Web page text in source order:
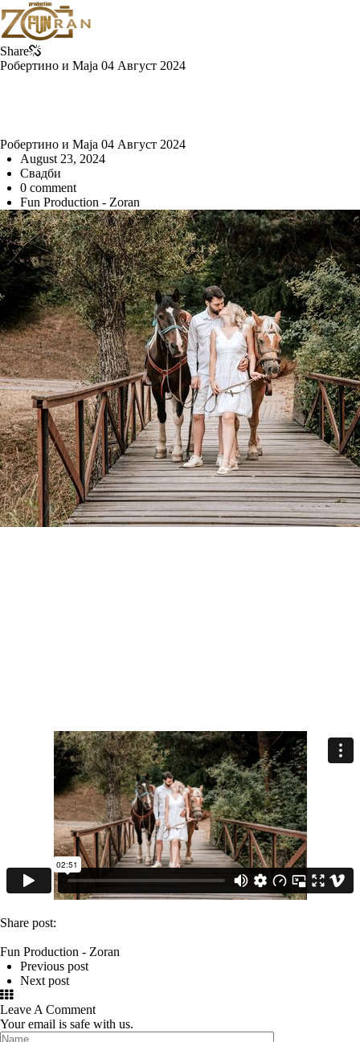
Share
Робертино и Маја 04 Август 2024
Робертино и Маја 04 Август 2024
August 23, 2024
Свадби
0 comment
Fun Production - Zoran
Share post:
Fun Production - Zoran
Previous post
Next post
Leave A Comment
Your email is safe with us.